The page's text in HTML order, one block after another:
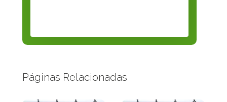
Páginas Relacionadas